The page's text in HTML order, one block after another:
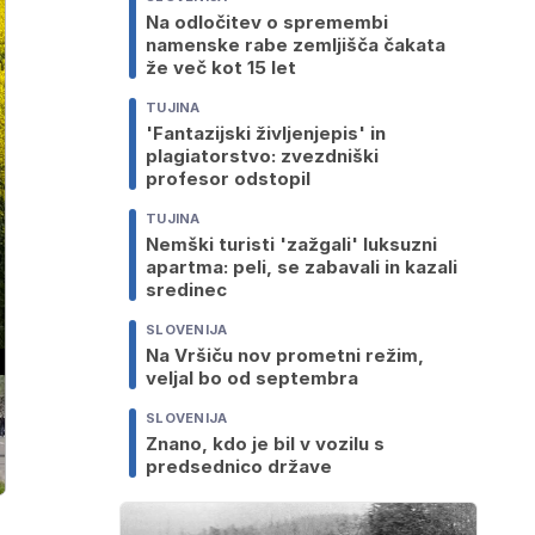
Na odločitev o spremembi
namenske rabe zemljišča čakata
že več kot 15 let
TUJINA
'Fantazijski življenjepis' in
plagiatorstvo: zvezdniški
profesor odstopil
TUJINA
Nemški turisti 'zažgali' luksuzni
apartma: peli, se zabavali in kazali
sredinec
SLOVENIJA
Na Vršiču nov prometni režim,
veljal bo od septembra
SLOVENIJA
Znano, kdo je bil v vozilu s
predsednico države